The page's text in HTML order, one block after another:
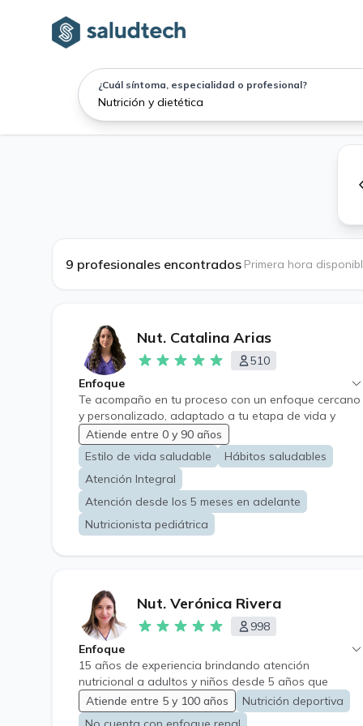
¿Cuál síntoma, especialidad o profesional?
9 profesionales encontrados Primera hora
Nut. Catalina Arias
510
Enfoque
Te acompaño en tu proceso con un enfoque cercano
y personalizado, adaptado a tu etapa de vida y
necesidades. Trabajamos no solo en lo que comes si
no también en tu relación con la alimentación,
buscando cambios reales, sostenibles y sin
restricciones extremas. Mi objetivo es ayudarte a
mejorar tu salud, bienestar y calidad de vida a través
de hábitos que puedes mantener en el tiempo.
Atiende entre 0 y 90 años
Estilo de vida saludable
Hábitos saludables
Atención Integral
Atención desde los 5 meses en adelante
Nutricionista pediátrica
Nut. Verónica Rivera
998
Enfoque
15 años de experiencia brindando atención
nutricional a adultos y niños desde 5 años que
desean mejorar su salud y bienestar a través de una
alimentación equilibrada y sostenible. Trabajo con
Atiende entre 5 y 100 años
Nutrición deportiva